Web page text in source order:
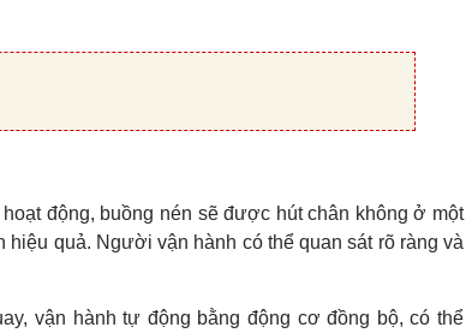
động, buồng nén sẽ được hút chân không ở một
quả. Người vận hành có thể quan sát rõ ràng và
vận hành tự động bằng động cơ đồng bộ, có thể